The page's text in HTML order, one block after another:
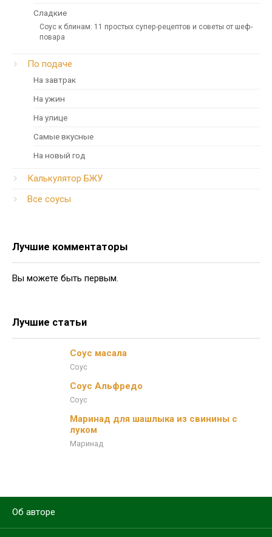
Сладкие
Соус к блинам: 11 простых супер-рецептов и советы от шеф-
повара
По подаче
На завтрак
На ужин
На улице
Самые вкусные
На новый год
Калькулятор БЖУ
Все соусы
Лучшие комментаторы
Вы можете быть первым.
Лучшие статьи
Соус масала
Соус
Соус Альфредо
Соус
Маринад для шашлыка из свинины с
луком
Маринад
Об авторе